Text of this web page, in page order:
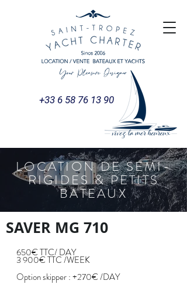
+33 6 58 76 13 90
LOCATION DE SEMI-
RIGIDES & PETITS
BATEAUX
SAVER MG 710
650€ TTC/ DAY
3 900€ TTC /WEEK
Option skipper : +270€ /DAY